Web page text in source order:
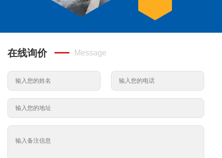
在线询价 Message